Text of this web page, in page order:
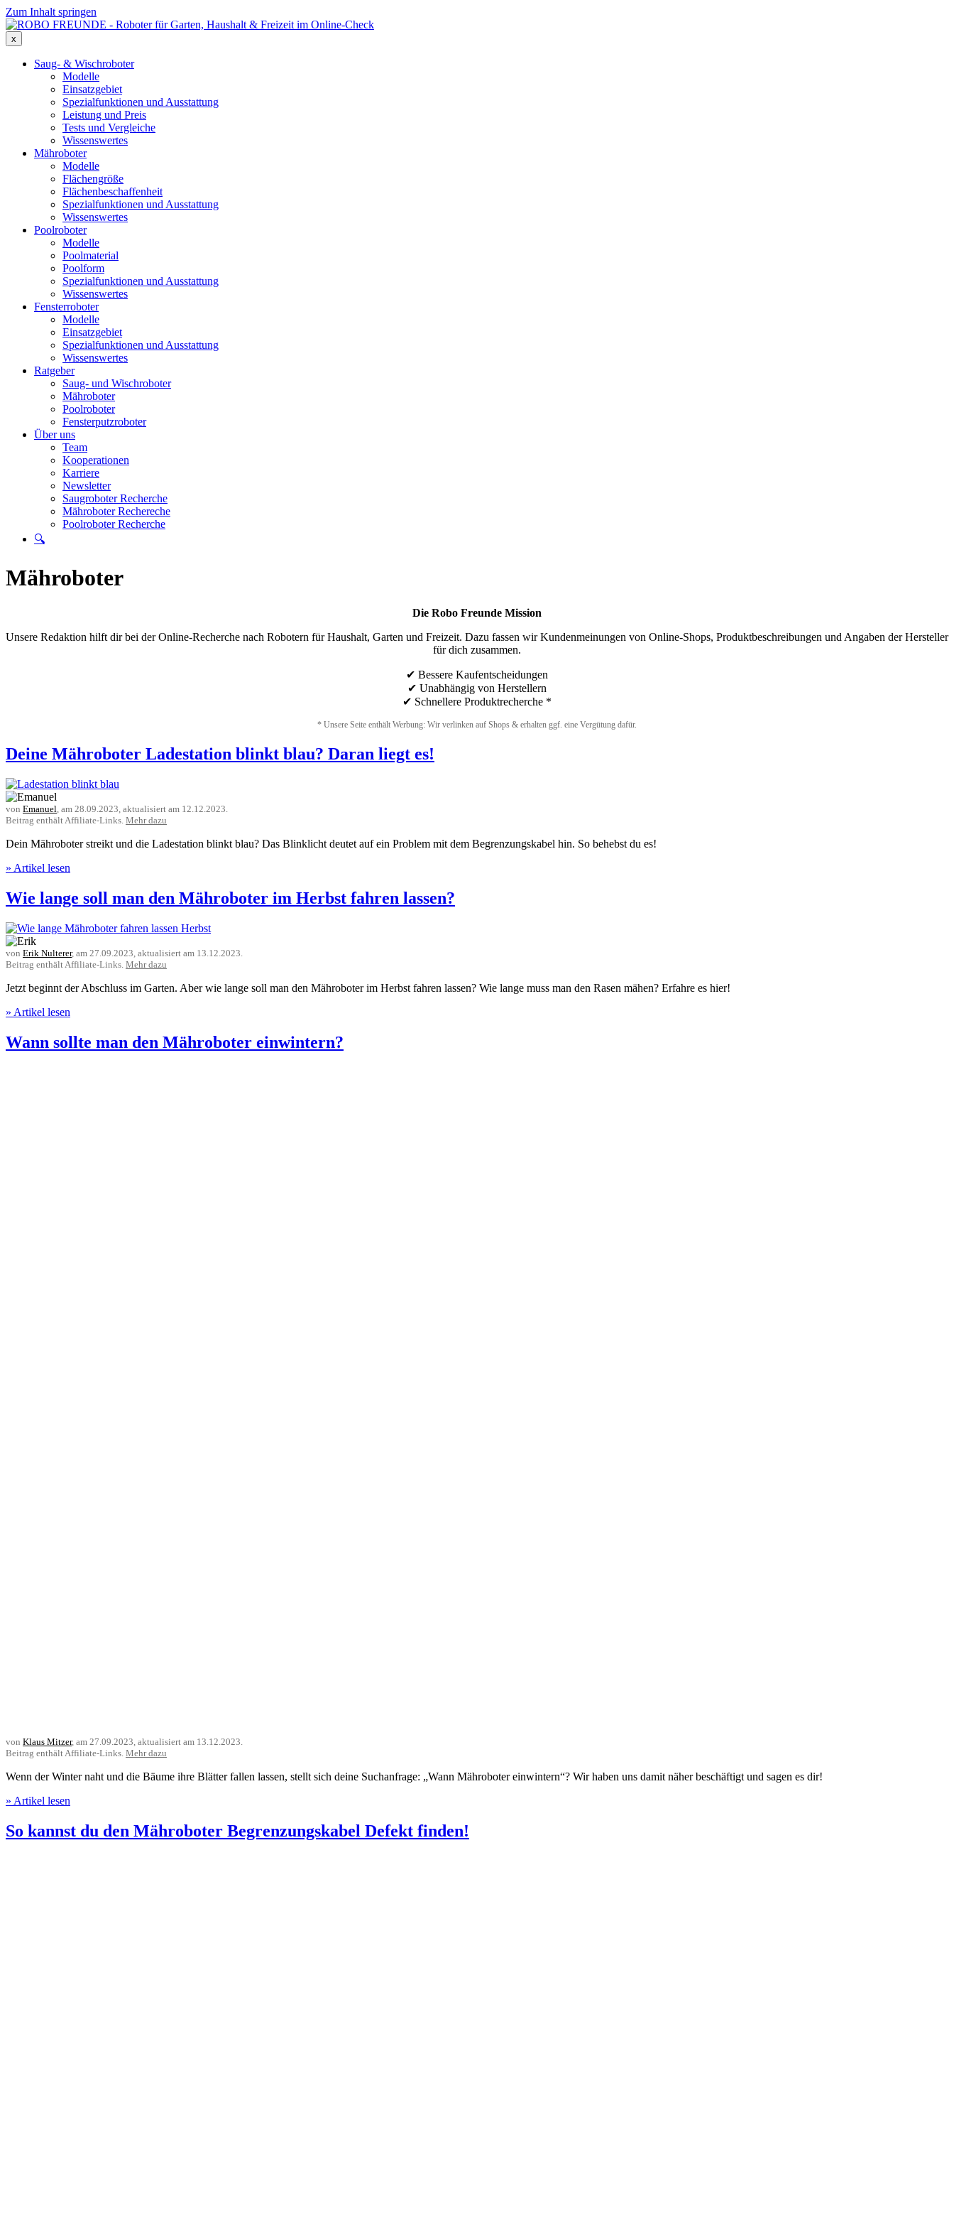
Zum Inhalt springen
x
Saug- & Wischroboter
Modelle
Einsatzgebiet
Spezialfunktionen und Ausstattung
Leistung und Preis
Tests und Vergleiche
Wissenswertes
Mähroboter
Modelle
Flächengröße
Flächenbeschaffenheit
Spezialfunktionen und Ausstattung
Wissenswertes
Poolroboter
Modelle
Poolmaterial
Poolform
Spezialfunktionen und Ausstattung
Wissenswertes
Fensterroboter
Modelle
Einsatzgebiet
Spezialfunktionen und Ausstattung
Wissenswertes
Ratgeber
Saug- und Wischroboter
Mähroboter
Poolroboter
Fensterputzroboter
Über uns
Team
Kooperationen
Karriere
Newsletter
Saugroboter Recherche
Mähroboter Rechereche
Poolroboter Recherche
🔍
Mähroboter
Die Robo Freunde Mission
Unsere Redaktion hilft dir bei der Online-Recherche nach Robotern für Haushalt, Garten und Freizeit. Dazu fassen wir Kundenmeinungen von Online-Shops, Produkt­beschreibungen und Angaben der Hersteller
für dich zusammen.
✔ Bessere Kaufentscheidungen
✔ Unabhängig von Herstellern
✔ Schnellere Produktrecherche *
* Unsere Seite enthält Werbung: Wir verlinken auf Shops & erhalten ggf. eine Vergütung dafür.
Deine Mähroboter Ladestation blinkt blau? Daran liegt es!
von Emanuel , am 28.09.2023 , aktualisiert am 12.12.2023
Beitrag enthält Affiliate-Links. Mehr dazu
Dein Mähroboter streikt und die Ladestation blinkt blau? Das Blinklicht deutet auf ein Problem mit dem Begrenzungskabel hin. So behebst du es!
» Artikel lesen
Wie lange soll man den Mähroboter im Herbst fahren lassen?
von Erik Nulterer, am 27.09.2023 , aktualisiert am 13.12.2023
Beitrag enthält Affiliate-Links. Mehr dazu
Jetzt beginnt der Abschluss im Garten. Aber wie lange soll man den Mähroboter im Herbst fahren lassen? Wie lange muss man den Rasen mähen? Erfahre es hier!
» Artikel lesen
Wann sollte man den Mähroboter einwintern?
von Klaus Mitzer, am 27.09.2023, aktualisiert am 13.12.2023.
Beitrag enthält Affiliate-Links. Mehr dazu
Wenn der Winter naht und die Bäume ihre Blätter fallen lassen, stellt sich deine Suchanfrage: „Wann Mähroboter einwintern“? Wir haben uns damit näher beschäftigt und sagen es dir!
» Artikel lesen
So kannst du den Mähroboter Begrenzungskabel Defekt finden!